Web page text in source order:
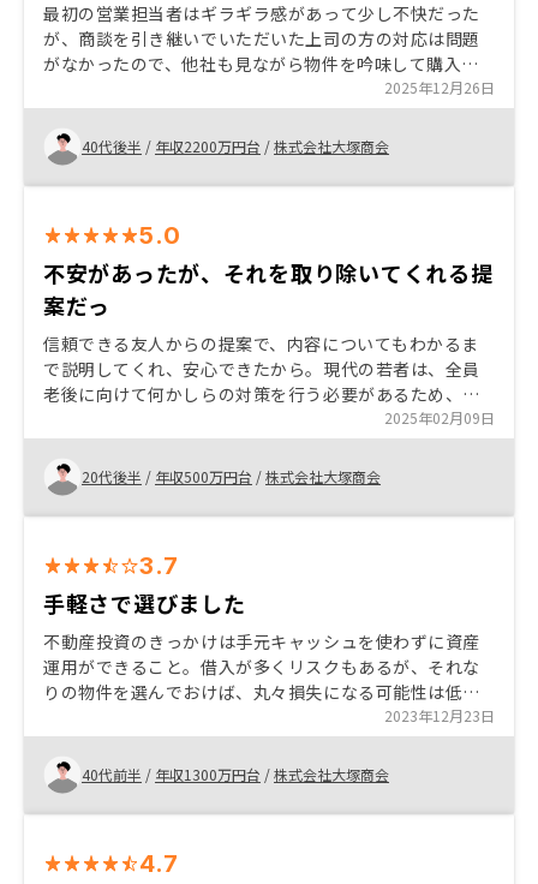
最初の営業担当者はギラギラ感があって少し不快だった
が、商談を引き継いでいただいた上司の方の対応は問題
がなかったので、他社も見ながら物件を吟味して購入さ
せていただきました。また、購入特典も魅力的でした。
営業されていると、大量購入、大量販売感が漂っている
のはマイナスイメージです。絞った方がプレミア感が出
る。
2025年12月26日
40代後半 / 年収2200万円台 /株式会社大塚商会
5.0
不安があったが、それを取り除いてくれる提
案だっ
信頼できる友人からの提案で、内容についてもわかるま
で説明してくれ、安心できたから。現代の若者は、全員
老後に向けて何かしらの対策を行う必要があるため、少
しリスクはあるものの、月2万円ほどで対策ができる不動
産投資に魅力を感じた。何をしたらいいか分からず何も
していない人が多数だと思うため、周りにもおすすめし
たいと思う。
2025年02月09日
20代後半 / 年収500万円台 /株式会社大塚商会
3.7
手軽さで選びました
不動産投資のきっかけは手元キャッシュを使わずに資産
運用ができること。借入が多くリスクもあるが、それな
りの物件を選んでおけば、丸々損失になる可能性は低く
基本的には問題無いとおもい始めました。リノシーさん
はほぼ非対面で出来るので、手続きが簡単ですし、多少
コストかかってもあとの管理が簡単そうなので選びまし
た。
2023年12月23日
40代前半 / 年収1300万円台 /株式会社大塚商会
4.7